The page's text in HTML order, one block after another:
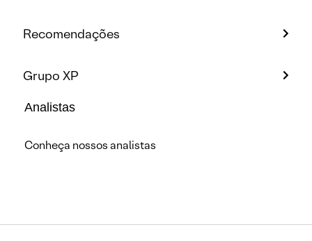
Recomendações
Grupo XP
Analistas
Conheça nossos analistas